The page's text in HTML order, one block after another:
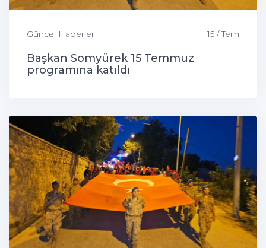
Güncel Haberler 15 / Tem
Başkan Somyürek 15 Temmuz
programına katıldı